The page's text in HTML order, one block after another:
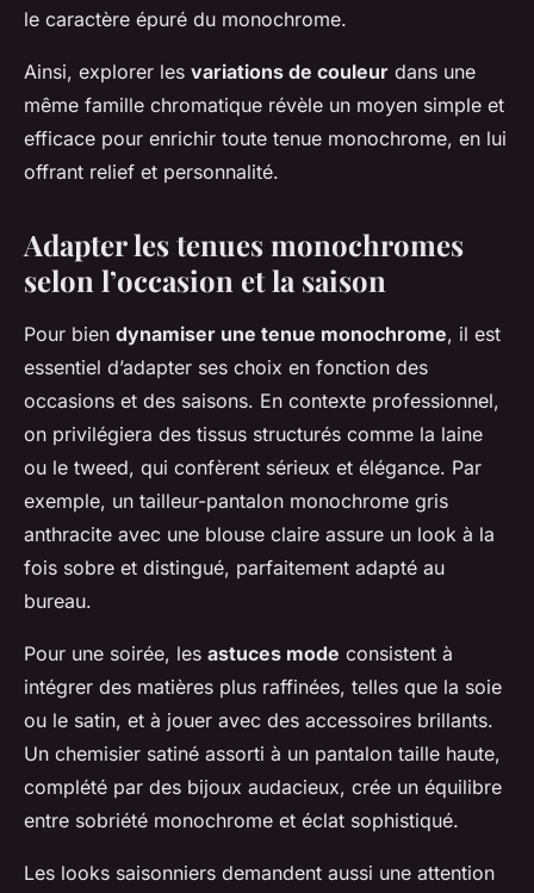
le caractère épuré du monochrome.
Ainsi, explorer les variations de couleur dans une
même famille chromatique révèle un moyen simple et
efficace pour enrichir toute tenue monochrome, en lui
offrant relief et personnalité.
Adapter les tenues monochromes
selon l’occasion et la saison
Pour bien dynamiser une tenue monochrome, il est
essentiel d’adapter ses choix en fonction des
occasions et des saisons. En contexte professionnel,
on privilégiera des tissus structurés comme la laine
ou le tweed, qui confèrent sérieux et élégance. Par
exemple, un tailleur-pantalon monochrome gris
anthracite avec une blouse claire assure un look à la
fois sobre et distingué, parfaitement adapté au
bureau.
Pour une soirée, les astuces mode consistent à
intégrer des matières plus raffinées, telles que la soie
ou le satin, et à jouer avec des accessoires brillants.
Un chemisier satiné assorti à un pantalon taille haute,
complété par des bijoux audacieux, crée un équilibre
entre sobriété monochrome et éclat sophistiqué.
Les looks saisonniers demandent aussi une attention